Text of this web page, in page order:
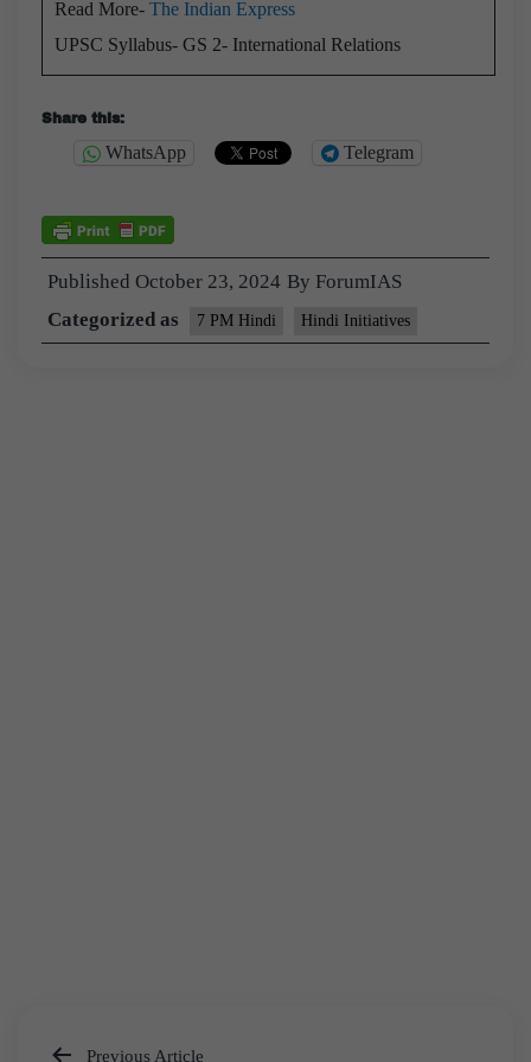
Read More- The Indian Express
UPSC Syllabus- GS 2- International Relations
Share this:
WhatsApp Telegram
Published October 23, 2024 By ForumIAS
Categorized as
7 PM Hindi Hindi Initiatives
Previous Article